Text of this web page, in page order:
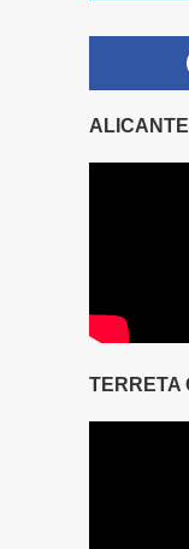
TERRETA